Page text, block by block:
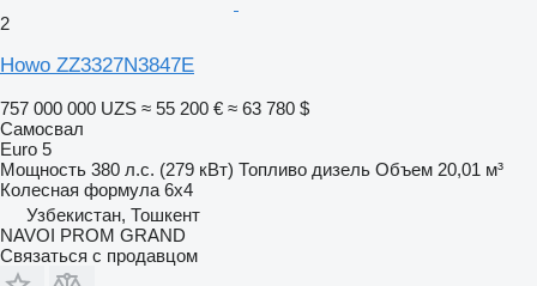
2
Howo ZZ3327N3847E
757 000 000 UZS ≈ 55 200 € ≈ 63 780 $
Самосвал
Euro 5
Мощность 380 л.с. (279 кВт) Топливо дизель Объем 20,01 м³
Колесная формула 6x4
Узбекистан, Тошкент
NAVOI PROM GRAND
Связаться с продавцом